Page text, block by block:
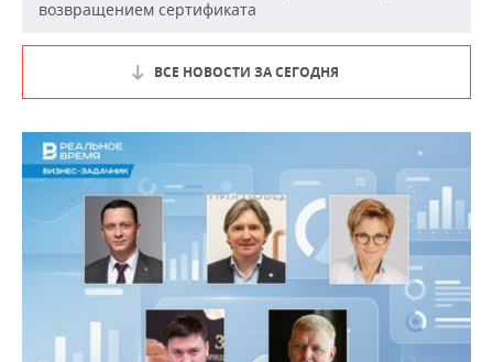
возвращением сертификата
ВСЕ НОВОСТИ ЗА СЕГОДНЯ